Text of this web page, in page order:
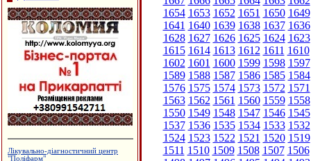
Лікувально-діагностичний центр
"Поліфарм"
1654 1653 1652 1651 1650 1649
1641 1640 1639 1638 1637 1636
1628 1627 1626 1625 1624 1623
1615 1614 1613 1612 1611 1610
1602 1601 1600 1599 1598 1597
1589 1588 1587 1586 1585 1584
1576 1575 1574 1573 1572 1571
1563 1562 1561 1560 1559 1558
1550 1549 1548 1547 1546 1545
1537 1536 1535 1534 1533 1532
1524 1523 1522 1521 1520 1519
1511 1510 1509 1508 1507 1506